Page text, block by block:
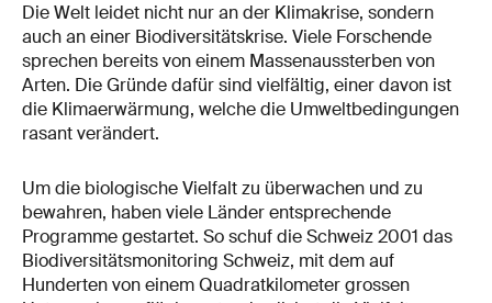
Die Welt leidet nicht nur an der Klimakrise, sondern
auch an einer Biodiversitätskrise. Viele Forschende
sprechen bereits von einem Massenaussterben von
Arten. Die Gründe dafür sind vielfältig, einer davon ist
die Klimaerwärmung, welche die Umweltbedingungen
rasant verändert.
Um die biologische Vielfalt zu überwachen und zu
bewahren, haben viele Länder entsprechende
Programme gestartet. So schuf die Schweiz 2001 das
Biodiversitätsmonitoring Schweiz, mit dem auf
Hunderten von einem Quadratkilometer grossen